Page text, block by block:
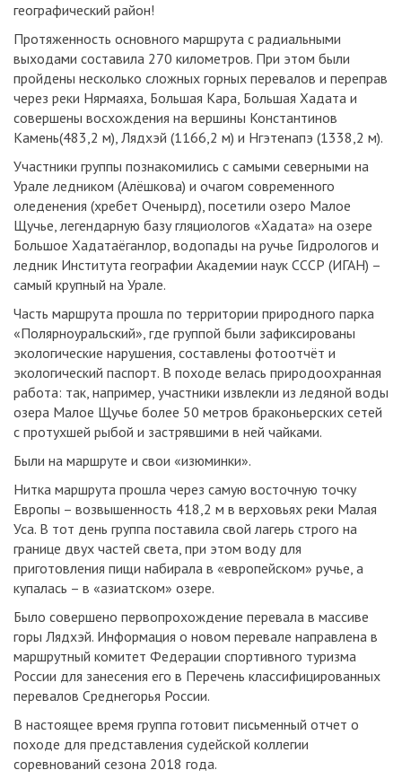
географический район!
Протяженность основного маршрута с радиальными
выходами составила 270 километров. При этом были
пройдены несколько сложных горных перевалов и переправ
через реки Нярмаяха, Большая Кара, Большая Хадата и
совершены восхождения на вершины Константинов
Камень(483,2 м), Лядхэй (1166,2 м) и Нгэтенапэ (1338,2 м).
Участники группы познакомились с самыми северными на
Урале ледником (Алёшкова) и очагом современного
оледенения (хребет Оченырд), посетили озеро Малое
Щучье, легендарную базу гляциологов «Хадата» на озере
Большое Хадатаёганлор, водопады на ручье Гидрологов и
ледник Института географии Академии наук СССР (ИГАН) –
самый крупный на Урале.
Часть маршрута прошла по территории природного парка
«Полярноуральский», где группой были зафиксированы
экологические нарушения, составлены фотоотчёт и
экологический паспорт. В походе велась природоохранная
работа: так, например, участники извлекли из ледяной воды
озера Малое Щучье более 50 метров браконьерских сетей
с протухшей рыбой и застрявшими в ней чайками.
Были на маршруте и свои «изюминки».
Нитка маршрута прошла через самую восточную точку
Европы – возвышенность 418,2 м в верховьях реки Малая
Уса. В тот день группа поставила свой лагерь строго на
границе двух частей света, при этом воду для
приготовления пищи набирала в «европейском» ручье, а
купалась – в «азиатском» озере.
Было совершено первопрохождение перевала в массиве
горы Лядхэй. Информация о новом перевале направлена в
маршрутный комитет Федерации спортивного туризма
России для занесения его в Перечень классифицированных
перевалов Среднегорья России.
В настоящее время группа готовит письменный отчет о
походе для представления судейской коллегии
соревнований сезона 2018 года.